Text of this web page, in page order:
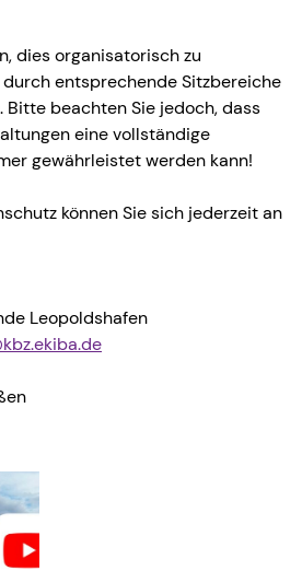
dies organisatorisch zu
entsprechende Sitzbereiche
Bitte beachten Sie jedoch, dass
eine vollständige
gewährleistet werden kann!
können Sie sich jederzeit an
Leopoldshafen